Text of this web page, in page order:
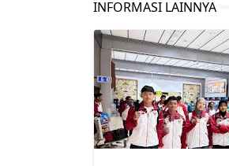
INFORMASI LAINNYA